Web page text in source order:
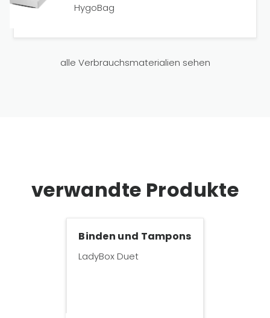
HygoBag
alle Verbrauchsmaterialien sehen
verwandte Produkte
Binden und Tampons
LadyBox Duet